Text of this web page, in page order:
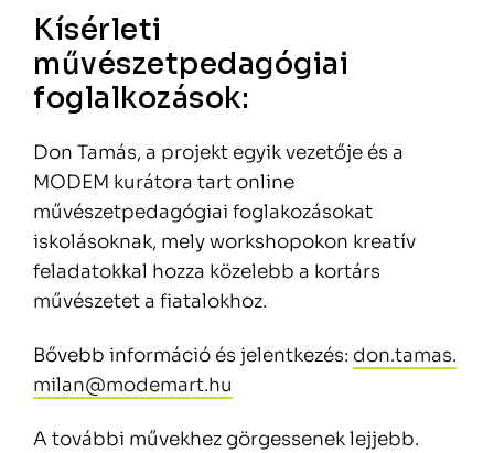
Kísérleti
művészetpedagógiai
foglalkozások:
Don Tamás, a projekt egyik vezetője és a
MODEM kurátora tart online
művészetpedagógiai foglakozásokat
iskolásoknak, mely workshopokon kreatív
feladatokkal hozza közelebb a kortárs
művészetet a fiatalokhoz.
Bővebb információ és jelentkezés: don.tamas.
milan@modemart.hu
A további művekhez görgessenek lejjebb.